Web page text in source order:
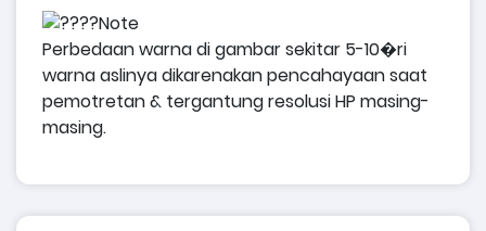
Note
Perbedaan warna di gambar sekitar 5-10�ri
warna aslinya dikarenakan pencahayaan saat
pemotretan & tergantung resolusi HP masing-
masing.